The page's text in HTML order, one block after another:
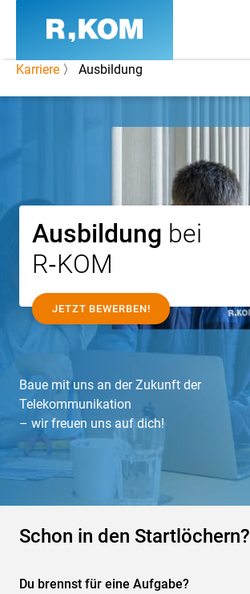
Karriere 〉 Ausbildung
Ausbildung bei
R‑KOM
JETZT BEWERBEN!
Baue mit uns an der Zukunft der
Telekommunikation
– wir freuen uns auf dich!
Schon in den Startlöchern?
Du brennst für eine Aufgabe?